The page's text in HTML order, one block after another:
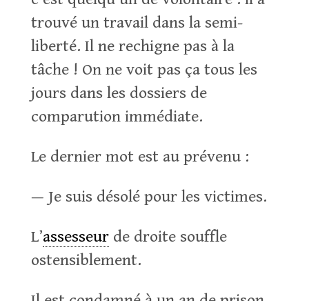
trouvé un travail dans la semi-
liberté. Il ne rechigne pas à la
tâche ! On ne voit pas ça tous les
jours dans les dossiers de
comparution immédiate.
Le dernier mot est au prévenu :
— Je suis désolé pour les victimes.
L’assesseurde droite souffle
ostensiblement.